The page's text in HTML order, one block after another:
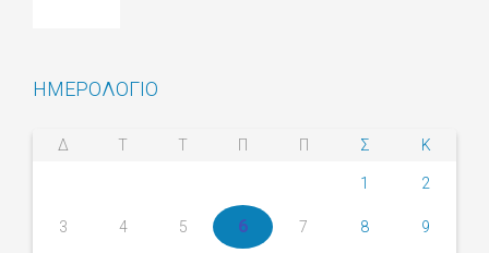
ΗΜΕΡΟΛΟΓΙΟ
Δ Τ Τ Π Π Σ Κ
1 2
3 4 5 6 7 8 9